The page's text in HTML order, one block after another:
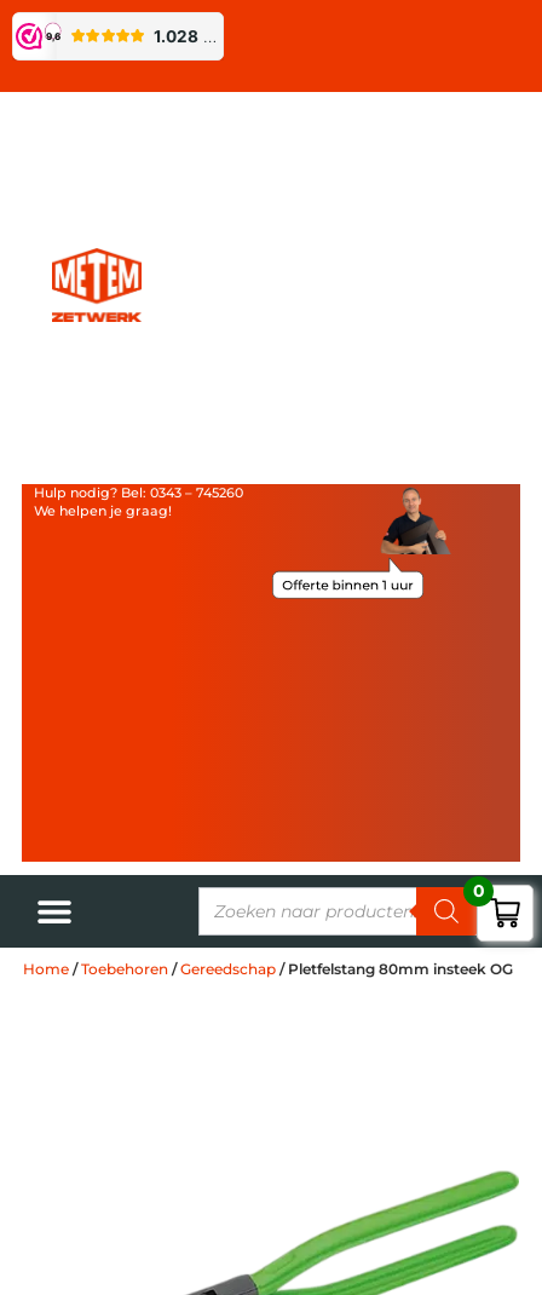
Hulp nodig? Bel: 0343 – 745260
We helpen je graag!
Home/Toebehoren/Gereedschap/ Pletfelstang 80mm insteek OG
0